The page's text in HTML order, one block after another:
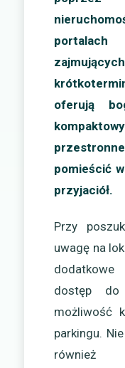
oferują
pomieścić
przyjaciół.
Przy
uwagę na
dodatkowe
dostęp do
możliwość
parkingu.